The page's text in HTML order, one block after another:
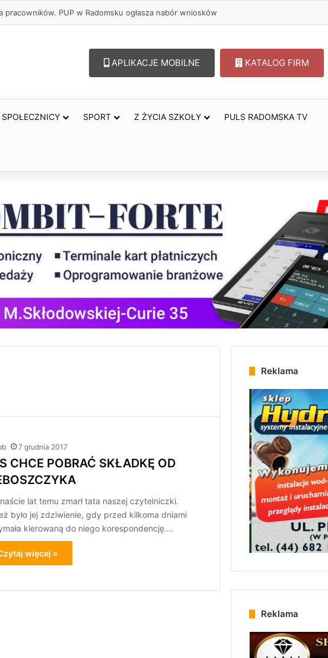
pracowników. PUP w Radomsku ogłasza nabór wniosków
APLIKACJE MOBILNE KATALOG FIRM
SPORT Z ŻYCIA SZKOŁY PULS RADOMSKA TV
7 grudnia 2017
CHCE POBRAĆ SKŁADKĘ OD
lat temu zmarł tata naszej czytelniczki.
było jej zdziwienie, gdy przed kilkoma dniami
kierowaną do niego korespondencję.…
więcej »
Reklama
Reklama